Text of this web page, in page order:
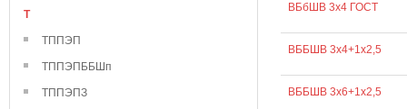
Т
ТППЭП
ТППЭПББШп
ТППЭПЗ
ВБбШВ 3х4 ГОСТ
ВББШВ 3х4+1х2,5
ВББШВ 3х6+1х2,5